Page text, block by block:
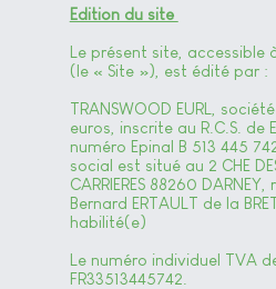
Edition du site
Le présent site, accessible
(le « Site »), est édité par :
TRANSWOOD EURL,
euros, inscrite au R.C.S. de
numéro Epinal B 513 445
social est situé au 2 CHE
CARRIERES 88260
Bernard ERTAULT de la
habilité(e)
Le numéro individuel TVA
FR33513445742.